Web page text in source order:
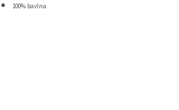
100% bavlna